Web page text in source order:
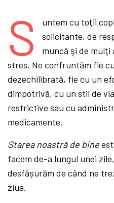
S
untem cu toţii
solicitante, de
muncă şi de
stres. Ne confruntăm fie
dezechilibrată, fie cu un
dimpotrivă, cu un stil de
restrictive sau cu
medicamente.
Starea noastră de bine
facem de-a lungul unei
desfășurăm de când ne
ziua.